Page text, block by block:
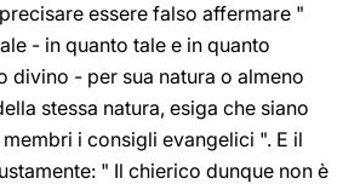
essere falso affermare "
- in quanto tale e in quanto
divino - per sua natura o almeno
stessa natura, esiga che siano
i consigli evangelici ". E il
" Il chierico dunque non è